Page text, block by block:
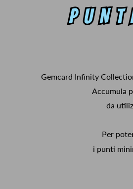
Gemcard Infinity
Accumula
da
Per
i punti